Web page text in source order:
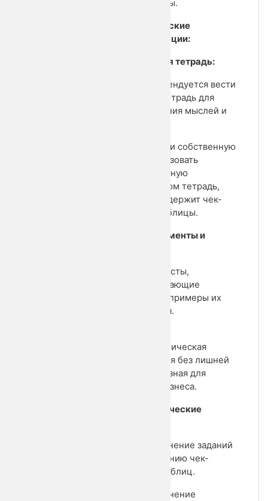
долгие годы.
Методические
рекомендации:
Рабочая тетрадь:
• Рекомендуется вести
рабочую тетрадь для
фиксирования мыслей и
• Завести собственную
или использовать
предложенную
Александром тетрадь,
которая содержит чек-
листы и таблицы.
2. Инструменты и
• Чек-листы,
сопровождающие
таблицы и примеры их
заполнения.
• Теоретическая
информация без лишней
воды, полезная для
ведения бизнеса.
3. Практические
• Выполнение заданий
по заполнению чек-
листов и таблиц.
• Применение